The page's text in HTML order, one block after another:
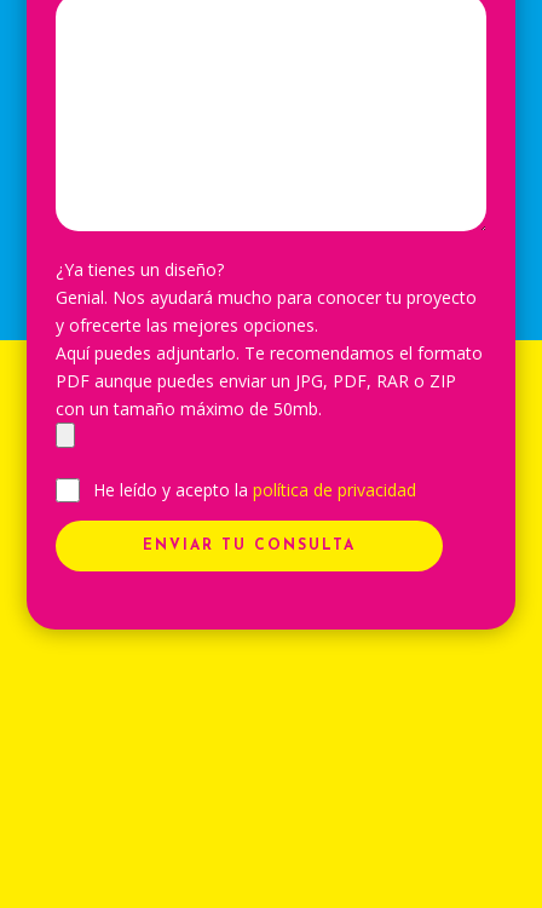
¿Ya tienes un diseño?
Genial. Nos ayudará mucho para conocer tu proyecto
y ofrecerte las mejores opciones.
Aquí puedes adjuntarlo. Te recomendamos el formato
PDF aunque puedes enviar un JPG, PDF, RAR o ZIP
con un tamaño máximo de 50mb.
He leído y acepto lapolítica de privacidad